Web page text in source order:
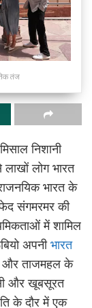
तंज
निशानी
लोग भारत
भारत के
संगमरमर की
में शामिल
अपनीभारत
और ताजमहल के
और खूबसूरत
के दौर में एक